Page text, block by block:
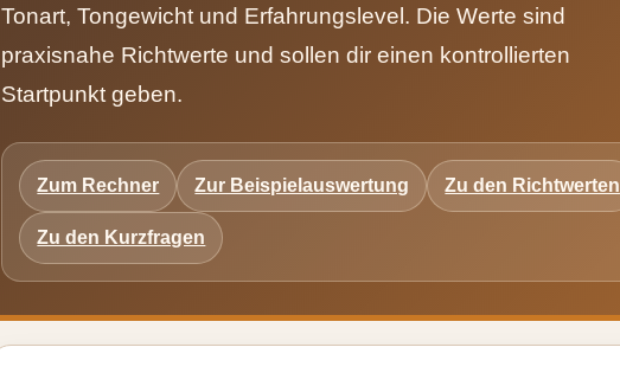
Tonart, Tongewicht und Erfahrungslevel. Die Werte sind
praxisnahe Richtwerte und sollen dir einen kontrollierten
Startpunkt geben.
Zum Rechner Zur Beispielauswertung Zu den Richtwerten
Zu den Kurzfragen